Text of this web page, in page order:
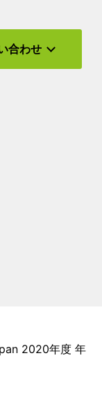
合わせ
2020年度 年